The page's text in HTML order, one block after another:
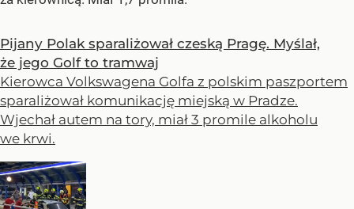
Pijany Polak sparaliżował czeską Pragę. Myślał,
że jego Golf to tramwaj
Kierowca Volkswagena Golfa z polskim paszportem
sparaliżował komunikację miejską w Pradze.
Wjechał autem na tory, miał 3 promile alkoholu
we krwi.